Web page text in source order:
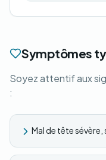
Symptômes
Soyez attentif aux
:
Mal de tête